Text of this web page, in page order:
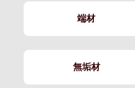
端材
無垢材